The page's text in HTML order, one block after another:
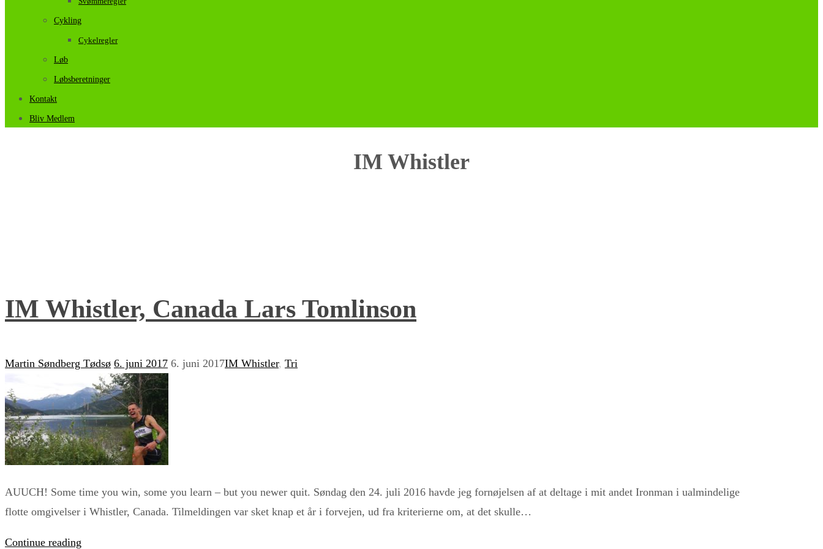
Cykling
Cykelregler
Løb
Løbsberetninger
Kontakt
Bliv Medlem
IM Whistler
IM Whistler, Canada Lars Tomlinson
Martin Søndberg Tødsø 6. juni 2017 6. juni 2017IM Whistler, Tri
AUUCH! Some time you win, some you learn – but you newer quit. Søndag den 24. juli 2016 havde jeg fornøjelsen af at deltage i mit andet Ironman i ualmindelige
flotte omgivelser i Whistler, Canada. Tilmeldingen var sket knap et år i forvejen, ud fra kriterierne om, at det skulle…
Continue reading